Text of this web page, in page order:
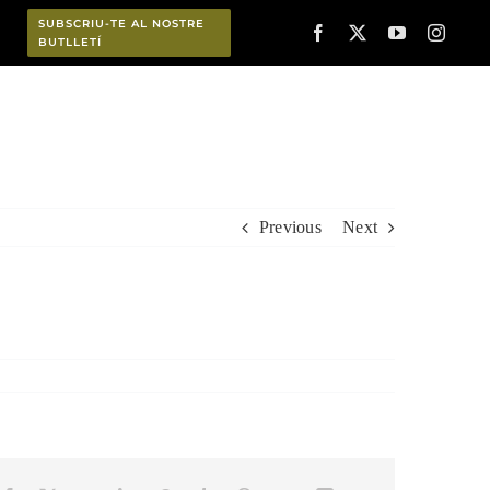
SUBSCRIU-TE AL NOSTRE
BUTLLETÍ
Previous Next